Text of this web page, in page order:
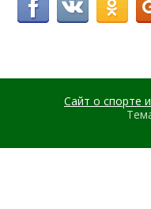
Сайт о спорте